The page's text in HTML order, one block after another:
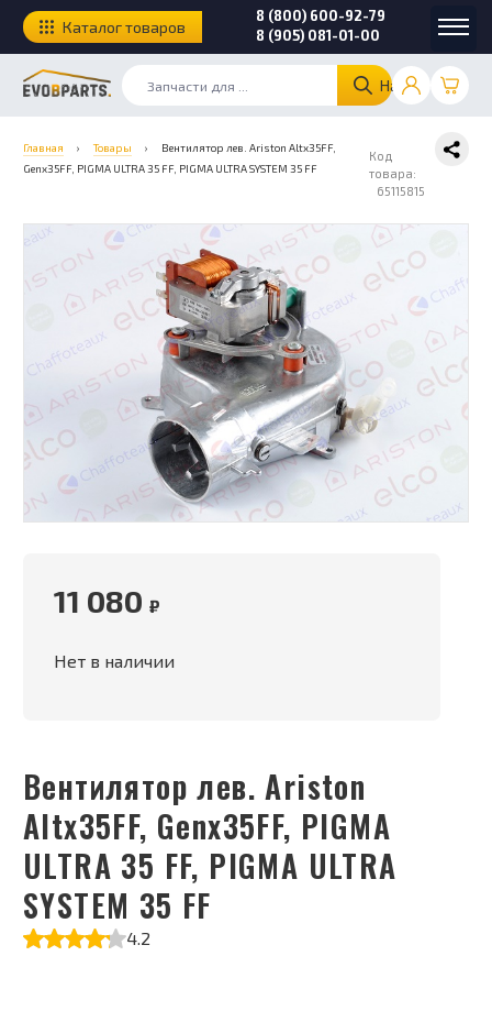
Найти
8 (800) 600-92-79
8 (905) 081-01-00
Каталог товаров
Главная › Товары ›
Вентилятор лев. Ariston Altx35FF,
Genx35FF, PIGMA ULTRA 35 FF, PIGMA ULTRA SYSTEM 35 FF
Код
товара:
65115815
Вентилятор лев. Ariston
Altx35FF, Genx35FF, PIGMA
ULTRA 35 FF, PIGMA ULTRA
SYSTEM 35 FF
4.2
11 080 ₽
Нет в наличии